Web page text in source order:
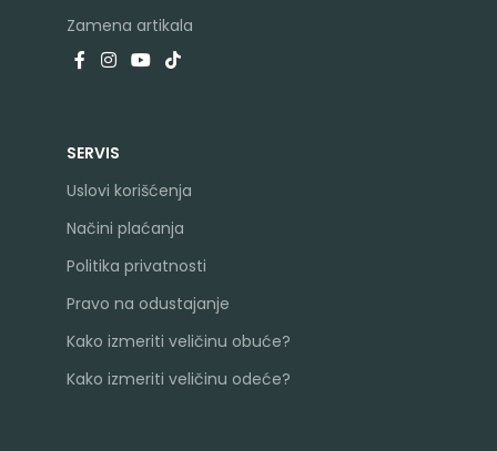
Zamena artikala
SERVIS
Uslovi korišćenja
Načini plaćanja
Politika privatnosti
Pravo na odustajanje
Kako izmeriti veličinu obuće?
Kako izmeriti veličinu odeće?